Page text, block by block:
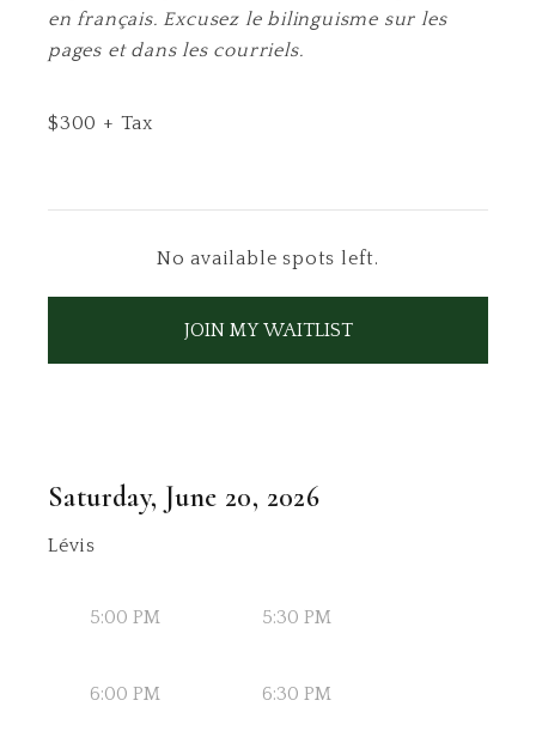
en français. Excusez le bilinguisme sur les
pages et dans les courriels.
$300 + Tax
No available spots left.
JOIN MY WAITLIST
Saturday, June 20, 2026
Lévis
5:00 PM 5:30 PM
6:00 PM 6:30 PM